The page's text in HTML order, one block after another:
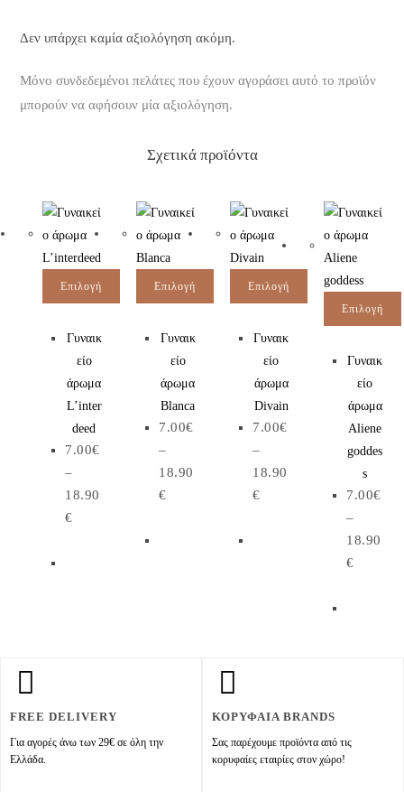
Δεν υπάρχει καμία αξιολόγηση ακόμη.
Μόνο συνδεδεμένοι πελάτες που έχουν αγοράσει αυτό το προϊόν
μπορούν να αφήσουν μία αξιολόγηση.
Σχετικά προϊόντα
Επιλογή
Γυναικ
είο
άρωμα
L’inter
deed
7.00€
–
18.90
€
Επιλογή
Γυναικ
είο
άρωμα
Blanca
7.00€
–
18.90
€
Επιλογή
Γυναικ
είο
άρωμα
Divain
7.00€
–
18.90
€
Επιλογή
Γυναικ
είο
άρωμα
Aliene
goddes
s
7.00€
–
18.90
€
FREE DELIVERY
Για αγορές άνω των 29€ σε όλη την
Ελλάδα.
ΚΟΡΥΦΑΙΑ BRANDS
Σας παρέχουμε προϊόντα από τις
κορυφαίες εταιρίες στον χώρο!